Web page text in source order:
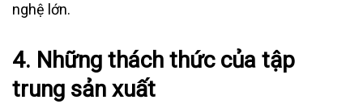
nghệ lớn.
4. Những thách thức của tập
trung sản xuất